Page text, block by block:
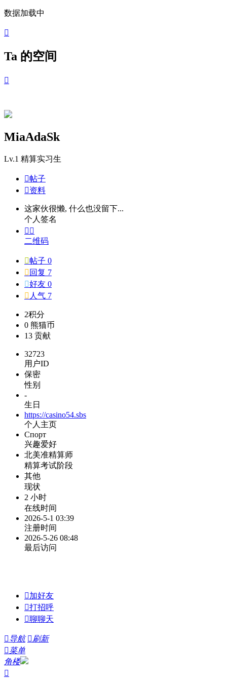
数据加载中

Ta 的空间

MiaAdaSk
Lv.1 精算实习生
帖子
资料
这家伙很懒, 什么也没留下...
个人签名
 
二维码
帖子 0
 回复 7
好友 0
 人气 7
2积分
0 熊猫币
13 贡献
32723
用户ID
保密
性别
-
生日
https://casino54.sbs
个人主页
Спорт
兴趣爱好
北美准精算师
精算考试阶段
其他
现状
2 小时
在线时间
2026-5-1 03:39
注册时间
2026-5-26 08:48
最后访问
加好友
打招呼
聊聊天
导航 刷新
菜单
角楼
